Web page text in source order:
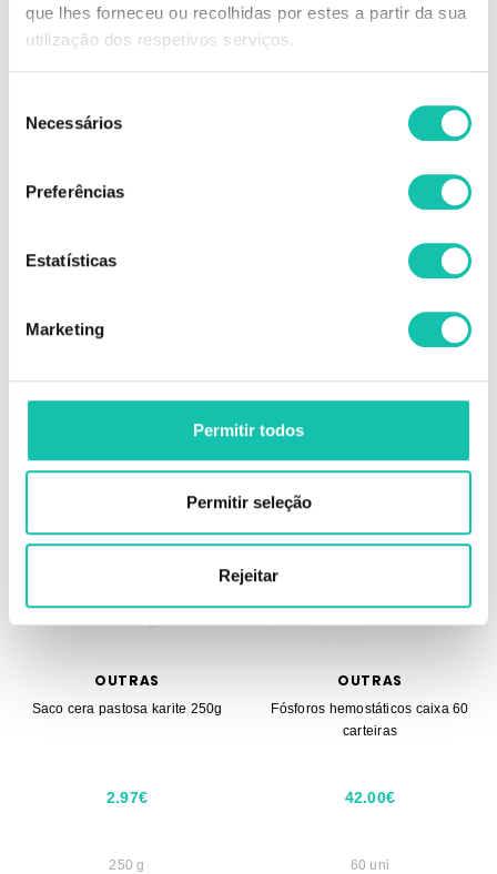
que lhes forneceu ou recolhidas por estes a partir da sua
utilização dos respetivos serviços.
Necessários
Preferências
Estatísticas
Marketing
Permitir todos
Permitir seleção
Rejeitar
Saco cera pastosa chocolate 250g
ADICIONAR
Fósforos hemostáticos
ADICIONAR
OUTRAS
Saco cera pastosa karite 250g
2.97€
250 g
OUTRAS
Fósforos hemostáticos caixa 60
carteiras
42.00€
60 uni